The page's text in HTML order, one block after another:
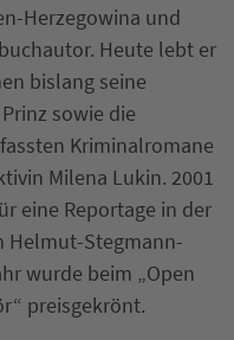
Herzegowina und
Heute lebt er
bislang seine
sowie die
Kriminalromane
Milena Lukin. 2001
eine Reportage in der
Helmut-Stegmann-
wurde beim „Open
preisgekrönt.